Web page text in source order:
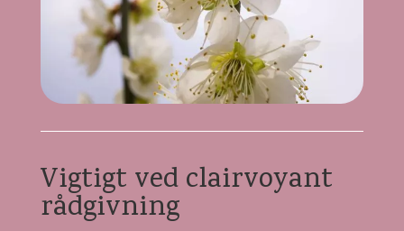
Vigtigt ved clairvoyant
rådgivning